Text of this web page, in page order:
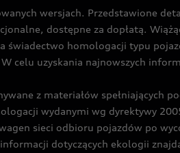
wersjach. Przedstawione
dostępne za dopłatą.
świadectwo homologacji typu
celu uzyskania najnowszych
z materiałów spełniających
wydanymi wg dyrektywy
sieci odbioru pojazdów po
dotyczących ekologii